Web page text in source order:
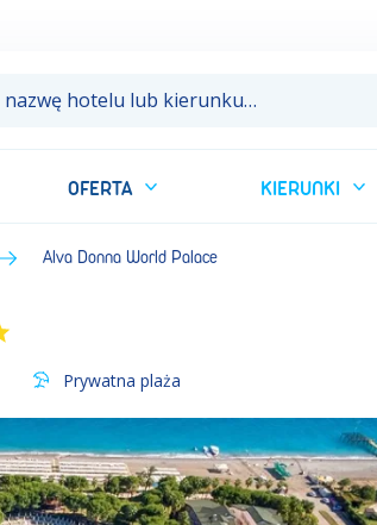
OFERTA KIERUNKI
Alva Donna World Palace
Prywatna plaża